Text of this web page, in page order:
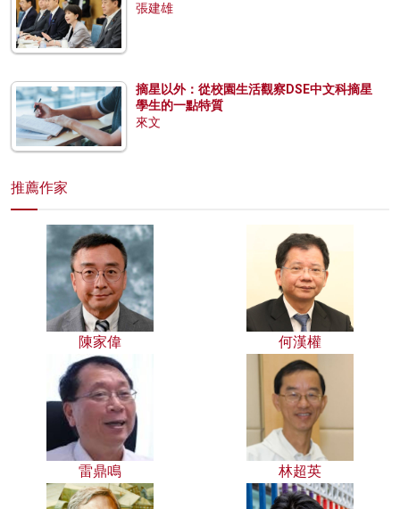
張建雄
摘星以外：從校園生活觀察DSE中文科摘星
學生的一點特質
來文
推薦作家
陳家偉 何漢權
雷鼎鳴 林超英